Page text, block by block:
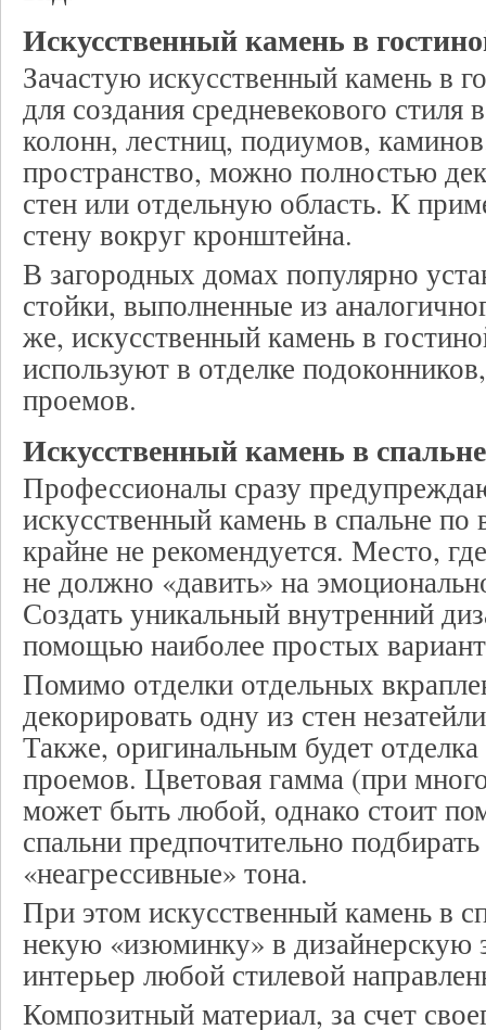
Искусственный камень в
Зачастую искусственный камень в
для создания средневекового стиля
колонн, лестниц, подиумов,
пространство, можно полностью
стен или отдельную область. К
стену вокруг кронштейна.
В загородных домах популярно
стойки, выполненные из
же, искусственный камень в
используют в отделке
проемов.
Искусственный камень в спальне
Профессионалы сразу
искусственный камень в спальне по
крайне не рекомендуется. Место,
не должно «давить» на
Создать уникальный внутренний
помощью наиболее простых
Помимо отделки отдельных
декорировать одну из стен
Также, оригинальным будет
проемов. Цветовая гамма (при
может быть любой, однако стоит
спальни предпочтительно
«неагрессивные» тона.
При этом искусственный камень в
некую «изюминку» в дизайнерскую
интерьер любой стилевой
Композитный материал, за счет